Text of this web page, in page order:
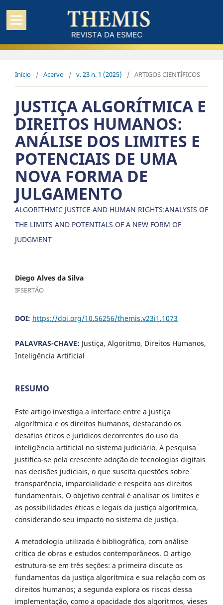
Início / Acervo / v. 23 n. 1 (2025) / ARTIGOS CIENTÍFICOS
JUSTIÇA ALGORÍTMICA E
DIREITOS HUMANOS:
ANÁLISE DOS LIMITES E
POTENCIAIS DE UMA
NOVA FORMA DE
JULGAMENTO
ALGORITHMIC JUSTICE AND HUMAN RIGHTS:ANALYSIS OF
THE LIMITS AND POTENTIALS OF A NEW FORM OF
JUDGMENT
Diego Alves da Silva
IFSERTÃO
DOI: https://doi.org/10.56256/themis.v23i1.1073
PALAVRAS-CHAVE: Justiça, Algoritmo, Direitos Humanos,
Inteligência Artificial
RESUMO
Este artigo investiga a interface entre a justiça
algorítmica e os direitos humanos, destacando os
desafios éticos e jurídicos decorrentes do uso da
inteligência artificial no sistema judiciário. A pesquisa
justifica-se pela crescente adoção de tecnologias digitais
nas decisões judiciais, o que suscita questões sobre
transparência, imparcialidade e respeito aos direitos
fundamentais. O objetivo central é analisar os limites e
as possibilidades éticas e legais da justiça algorítmica,
considerando seu impacto no sistema de justiça.
A metodologia utilizada é bibliográfica, com análise
crítica de obras e estudos contemporâneos. O artigo
estrutura-se em três seções: a primeira discute os
fundamentos da justiça algorítmica e sua relação com os
direitos humanos; a segunda explora os riscos dessa
implementação, como a opacidade dos algoritmos, vieses